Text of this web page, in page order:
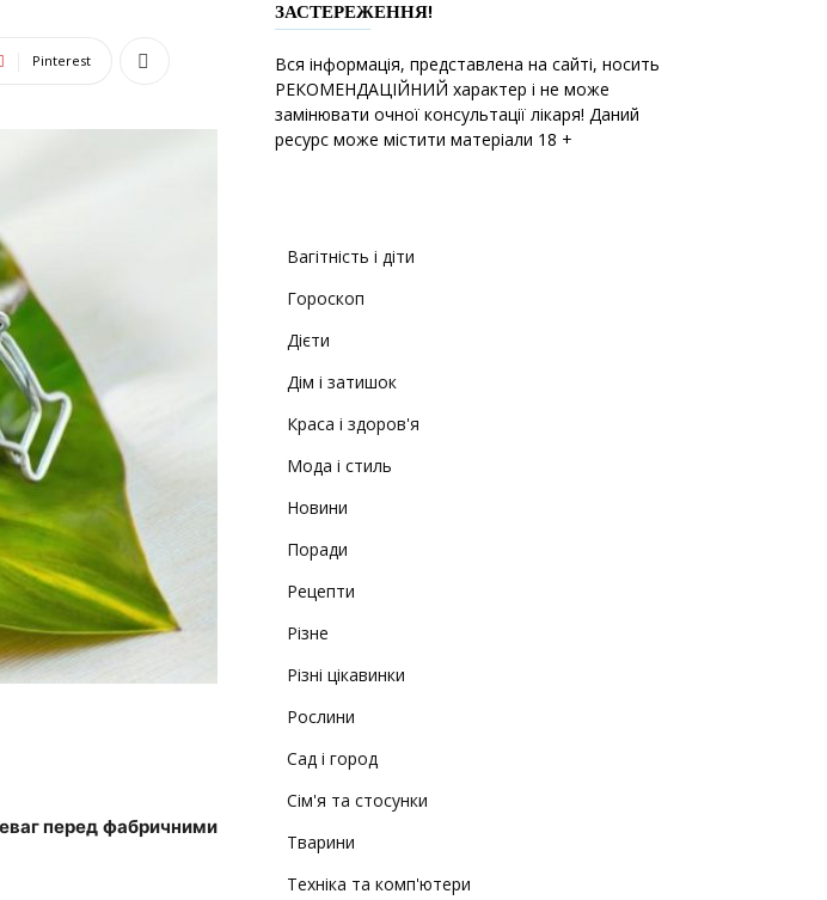
Pinterest
перед фабричними
ЗАСТЕРЕЖЕННЯ!
Вся інформація, представлена на сайті, носить
РЕКОМЕНДАЦІЙНИЙ характер і не може
замінювати очної консультації лікаря! Даний
ресурс може містити матеріали 18 +
Вагітність і діти
Гороскоп
Дієти
Дім і затишок
Краса і здоров'я
Мода і стиль
Новини
Поради
Рецепти
Різне
Різні цікавинки
Рослини
Сад і город
Сім'я та стосунки
Тварини
Техніка та комп'ютери